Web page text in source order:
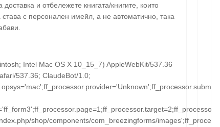
и отбележете книгата/книгите, които
с персонален имейл, а не автоматично, така
Intel Mac OS X 10_15_7) AppleWebKit/537.36
537.36; ClaudeBot/1.0;
shop/components/com_breezingforms/